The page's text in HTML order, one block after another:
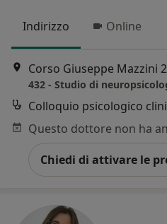
Indirizzo Online
Corso Giuseppe Mazzini
432 - Studio di
Colloquio psicologico
Chiedi di attivare le